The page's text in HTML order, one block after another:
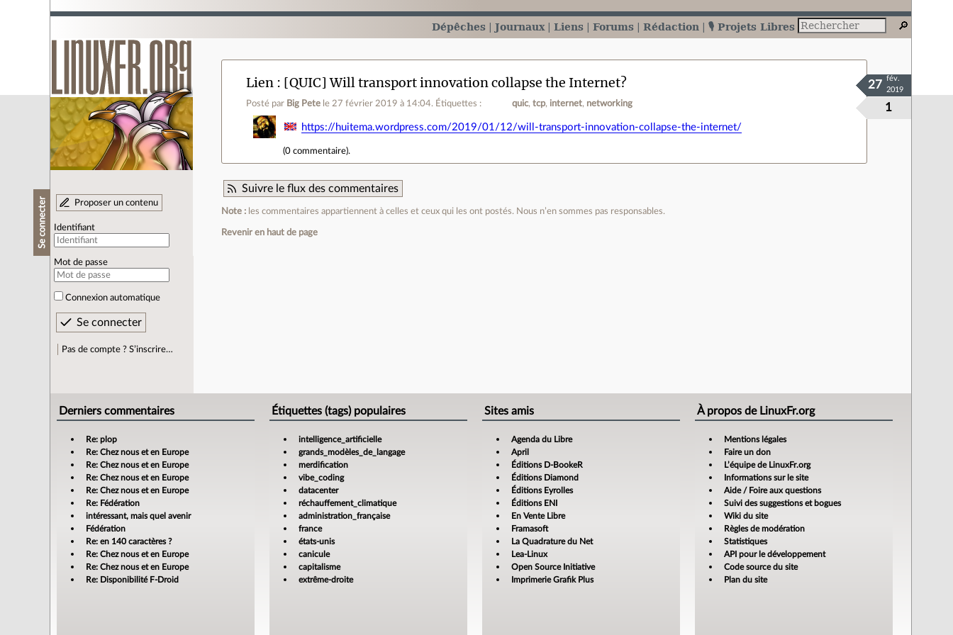
Dépêches Journaux Liens Forums Rédaction 🎙️ Projets Libres
Se connecter Proposer un contenu
Identifiant
Mot de passe
Connexion automatique
Pas de compte ? S’inscrire…
Lien [QUIC] Will transport innovation collapse the Internet?
Posté par Big Pete le 27 février 2019 à 14:04. Étiquettes : quic tcp internet networking 1
27
fév.
2019
https://huitema.wordpress.com/2019/01/12/will-transport-innovation-collapse-the-internet/
(0 commentaire).
Suivre le flux des commentaires
Note : les commentaires appartiennent à celles et ceux qui les ont postés. Nous n’en sommes pas responsables.
Revenir en haut de page
Derniers commentaires
Re: plop
Re: Chez nous et en Europe
Re: Chez nous et en Europe
Re: Chez nous et en Europe
Re: Chez nous et en Europe
Re: Fédération
intéressant, mais quel avenir
Fédération
Re: en 140 caractères ?
Re: Chez nous et en Europe
Re: Chez nous et en Europe
Re: Disponibilité F-Droid
Étiquettes (tags) populaires
intelligence_artificielle
grands_modèles_de_langage
merdification
vibe_coding
datacenter
réchauffement_climatique
administration_française
france
états-unis
canicule
capitalisme
extrême-droite
Sites amis
Agenda du Libre
April
Éditions D-BookeR
Éditions Diamond
Éditions Eyrolles
Éditions ENI
En Vente Libre
Framasoft
La Quadrature du Net
Lea-Linux
Open Source Initiative
Imprimerie Grafik Plus
À propos de LinuxFr.org
Mentions légales
Faire un don
L’équipe de LinuxFr.org
Informations sur le site
Aide / Foire aux questions
Suivi des suggestions et bogues
Wiki du site
Règles de modération
Statistiques
API pour le développement
Code source du site
Plan du site